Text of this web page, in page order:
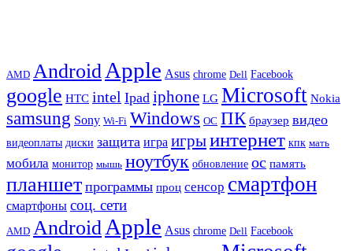
AMD Android Apple Asus chrome Dell Facebook
google HTC intel Ipad iphone LG Microsoft Nokia
samsung Sony Wi-Fi Windows ОС ПК браузер видео
видеоплаты диски защита игра игрыинтернет кпк мать
мобила монитор мышь ноутбук обновление ос память
планшет программы проц сенсор смартфон
смартфоны соц. сети
AMD Android Apple Asus chrome Dell Facebook